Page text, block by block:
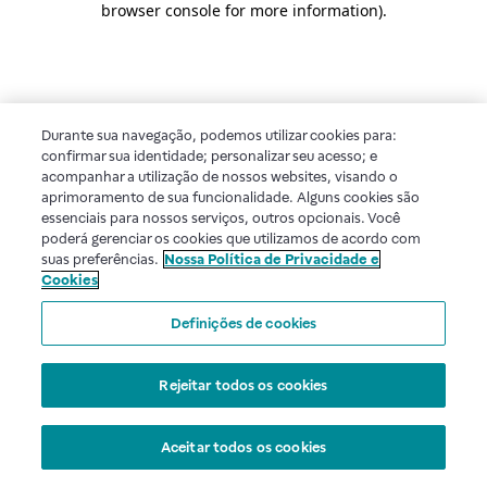
browser console for more information).
Durante sua navegação, podemos utilizar cookies para:
confirmar sua identidade; personalizar seu acesso; e
acompanhar a utilização de nossos websites, visando o
aprimoramento de sua funcionalidade. Alguns cookies são
essenciais para nossos serviços, outros opcionais. Você
poderá gerenciar os cookies que utilizamos de acordo com
suas preferências. Nossa Política de Privacidade e
Cookies
Definições de cookies
Rejeitar todos os cookies
Aceitar todos os cookies